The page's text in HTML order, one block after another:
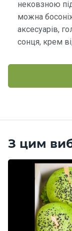
нековзною
можна
аксесуарів,
сонця, крем
З цим
Контакт
и